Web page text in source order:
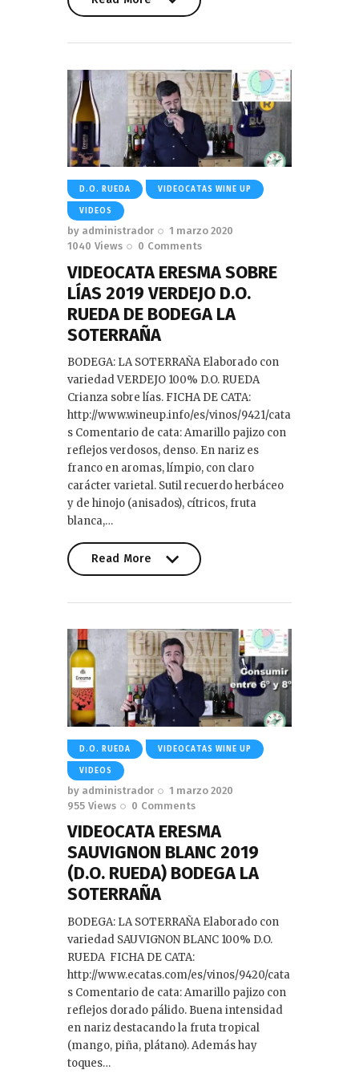
D.O. RUEDA VIDEOCATAS WINE UP
VIDEOS
by administrador
1 marzo 2020
1040 Views 0 Comments
VIDEOCATA ERESMA SOBRE
LÍAS 2019 VERDEJO D.O.
RUEDA DE BODEGA LA
SOTERRAÑA
BODEGA: LA SOTERRAÑA Elaborado con
variedad VERDEJO 100% D.O. RUEDA
Crianza sobre lías. FICHA DE CATA:
http://www.wineup.info/es/vinos/9421/cata
s Comentario de cata: Amarillo pajizo con
reflejos verdosos, denso. En nariz es
franco en aromas, límpio, con claro
carácter varietal. Sutil recuerdo herbáceo
y de hinojo (anisados), cítricos, fruta
blanca,…
Read More
D.O. RUEDA VIDEOCATAS WINE UP
VIDEOS
by administrador
1 marzo 2020
955 Views 0 Comments
VIDEOCATA ERESMA
SAUVIGNON BLANC 2019
(D.O. RUEDA) BODEGA LA
SOTERRAÑA
BODEGA: LA SOTERRAÑA Elaborado con
variedad SAUVIGNON BLANC 100% D.O.
RUEDA FICHA DE CATA:
http://www.ecatas.com/es/vinos/9420/cata
s Comentario de cata: Amarillo pajizo con
reflejos dorado pálido. Buena intensidad
en nariz destacando la fruta tropical
(mango, piña, plátano). Además hay
toques…